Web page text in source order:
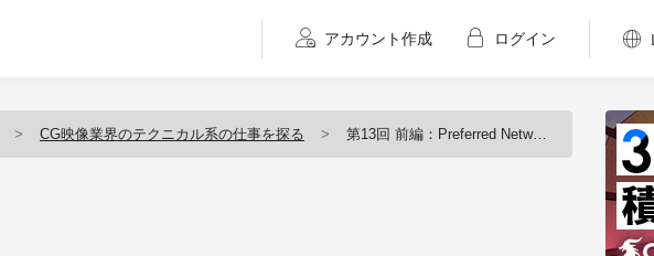
アカウント作成 ログイン
CG映像業界のテクニカル系の仕事を探る 第13回 前編：Preferred Networksのテクニカル系スタッフの仕事